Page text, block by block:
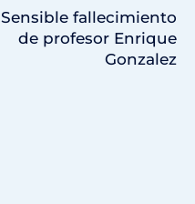
Sensible fallecimiento
de profesor Enrique
Gonzalez